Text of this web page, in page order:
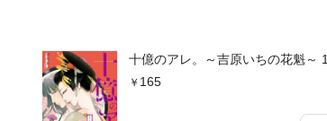
十億のアレ。～吉原いちの花魁～ 1
165